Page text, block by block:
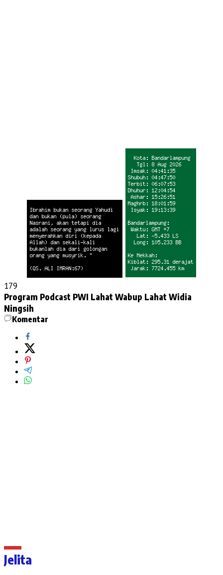
179
Program Podcast PWI Lahat Wabup Lahat Widia
Ningsih
Komentar
Jelita